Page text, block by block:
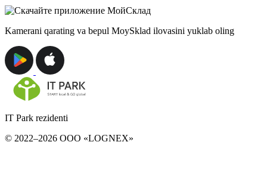
Kamerani qarating va bepul MoySklad ilovasini yuklab oling
IT Park rezidenti
© 2022–2026 ООО «LOGNEX»